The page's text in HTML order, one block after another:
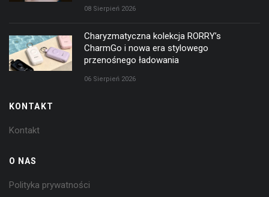
08 Sierpień 2026
Charyzmatyczna kolekcja RORRY’s
CharmGo i nowa era stylowego
przenośnego ładowania
06 Sierpień 2026
KONTAKT
Kontakt
O NAS
Polityka prywatności